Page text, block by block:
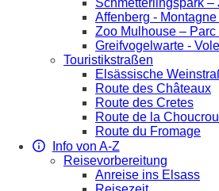
Schmetterlingspark
Affenberg -
Zoo Mulhouse –
Greifvogelwarte -
Touristikstraßen
Elsässische
Route des Châteaux
Route des Cretes
Route de la
Route du Fromage
Info von A-Z
Reisevorbereitung
Anreise ins Elsass